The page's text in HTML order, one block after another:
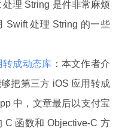
处理 String 是件非常麻烦
Swift 处理 String 的一些
转成动态库 ：本文作者介
把第三方 iOS 应用转成
中，文章最后以支付宝
C 函数和 Objective-C 方